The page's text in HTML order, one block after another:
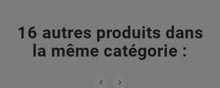
16 autres produits dans
la même catégorie :
 